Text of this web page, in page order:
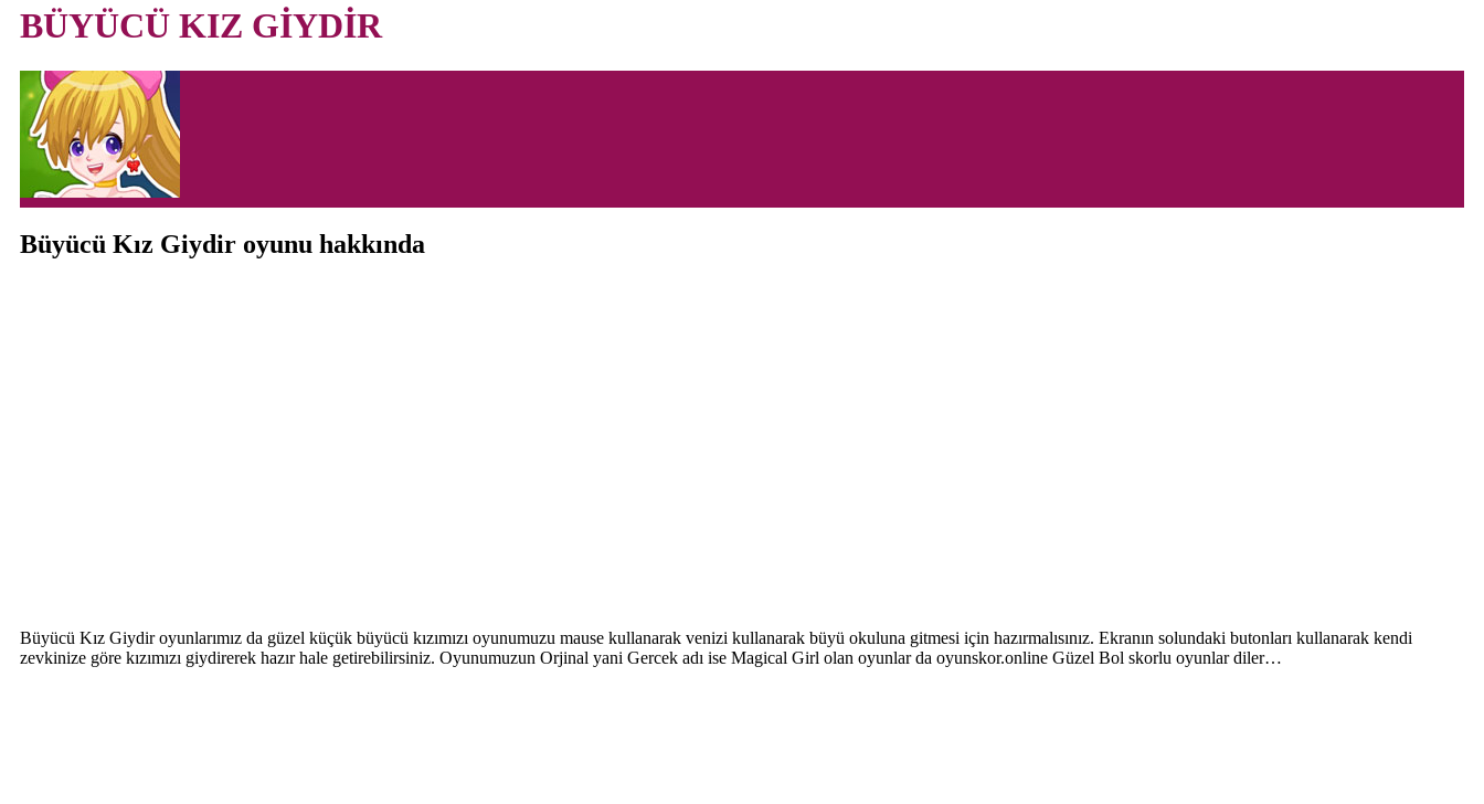
BÜYÜCÜ KIZ GİYDİR
Büyücü Kız Giydir oyunu hakkında
Büyücü Kız Giydir oyunlarımız da güzel küçük büyücü kızımızı oyunumuzu mause kullanarak venizi kullanarak büyü okuluna gitmesi için hazırmalısınız. Ekranın solundaki butonları kullanarak kendi
zevkinize göre kızımızı giydirerek hazır hale getirebilirsiniz. Oyunumuzun Orjinal yani Gercek adı ise Magical Girl olan oyunlar da oyunskor.online Güzel Bol skorlu oyunlar diler…